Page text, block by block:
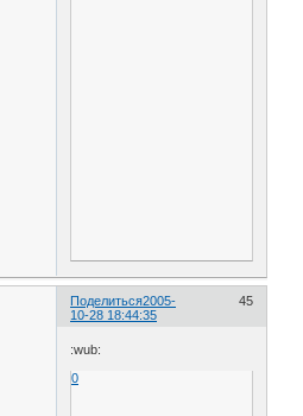
Поделиться 45
2005-
10-28 18:44:35
:wub:
0